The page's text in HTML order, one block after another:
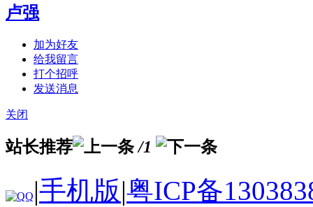
卢强
加为好友
给我留言
打个招呼
发送消息
关闭
站长推荐 /1
|手机版|粤ICP备